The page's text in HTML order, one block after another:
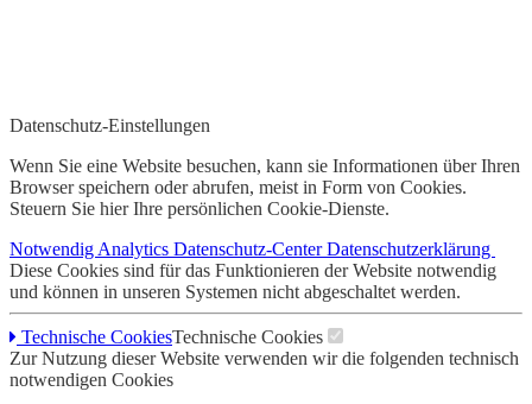
Datenschutz-Einstellungen
Wenn Sie eine Website besuchen, kann sie Informationen über Ihren
Browser speichern oder abrufen, meist in Form von Cookies.
Steuern Sie hier Ihre persönlichen Cookie-Dienste.
Notwendig Analytics Datenschutz-CenterDatenschutzerklärung
Diese Cookies sind für das Funktionieren der Website notwendig
und können in unseren Systemen nicht abgeschaltet werden.
Technische CookiesTechnische Cookies
Zur Nutzung dieser Website verwenden wir die folgenden technisch
notwendigen Cookies